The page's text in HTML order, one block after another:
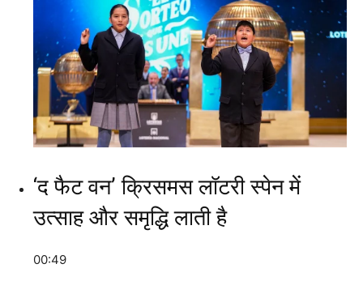
‘द फैट वन’ क्रिसमस लॉटरी स्पेन में
उत्साह और समृद्धि लाती है
00:49